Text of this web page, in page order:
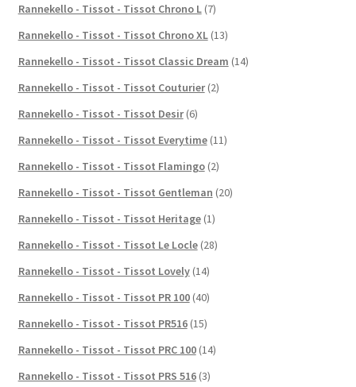
Rannekello - Tissot - Tissot Chrono L (7)
Rannekello - Tissot - Tissot Chrono XL (13)
Rannekello - Tissot - Tissot Classic Dream (14)
Rannekello - Tissot - Tissot Couturier (2)
Rannekello - Tissot - Tissot Desir (6)
Rannekello - Tissot - Tissot Everytime (11)
Rannekello - Tissot - Tissot Flamingo (2)
Rannekello - Tissot - Tissot Gentleman (20)
Rannekello - Tissot - Tissot Heritage (1)
Rannekello - Tissot - Tissot Le Locle (28)
Rannekello - Tissot - Tissot Lovely (14)
Rannekello - Tissot - Tissot PR 100 (40)
Rannekello - Tissot - Tissot PR516 (15)
Rannekello - Tissot - Tissot PRC 100 (14)
Rannekello - Tissot - Tissot PRS 516 (3)